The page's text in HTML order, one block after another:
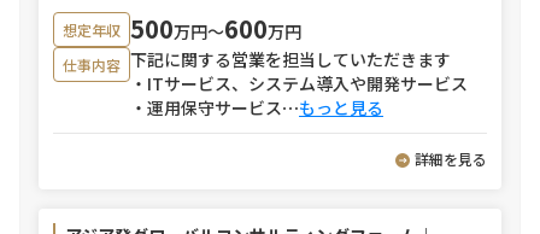
想定年収 500万円〜600万円
仕事内容 下記に関する営業を担当していただきます
・ITサービス、システム導入や開発サービス
・運用保守サービス⋯もっと見る
詳細を見る